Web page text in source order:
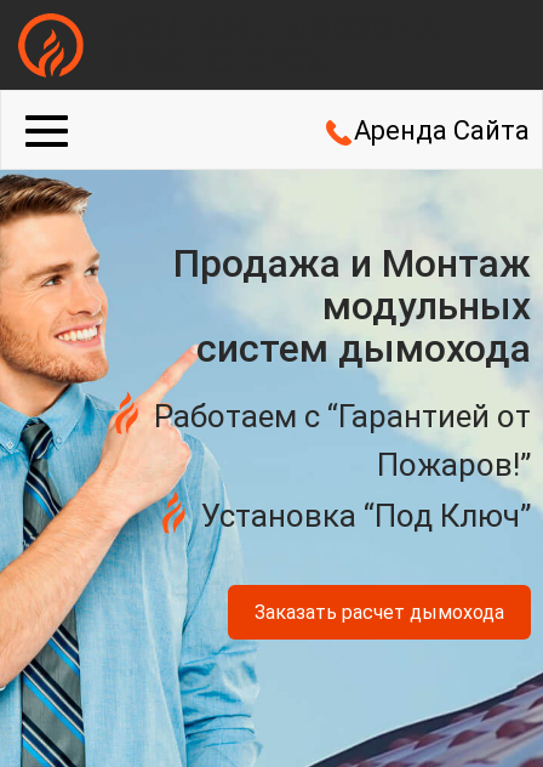
Аренда Сайта
Продажа и Монтаж
модульных
систем дымохода
Работаем с “Гарантией от
Пожаров!”
Установка “Под Ключ”
Заказать расчет дымохода